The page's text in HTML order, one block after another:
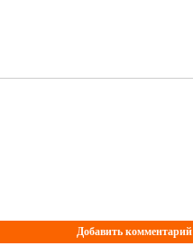
Добавить комментарий